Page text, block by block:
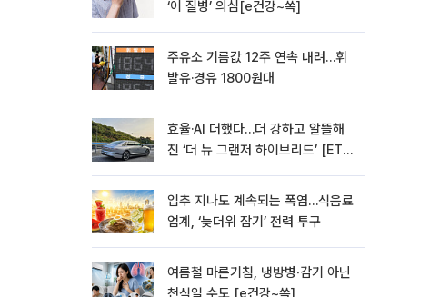
‘이 질병’ 의심[e건강~쏙]
주유소 기름값 12주 연속 내려…휘
발유·경유 1800원대
효율·AI 더했다…더 강하고 알뜰해
진 ‘더 뉴 그랜저 하이브리드’ [ET의
입추 지나도 계속되는 폭염…식음료
업계, ‘늦더위 잡기’ 전력 투구
여름철 마른기침, 냉방병‧감기 아닌
천식일 수도 [e건강~쏙]